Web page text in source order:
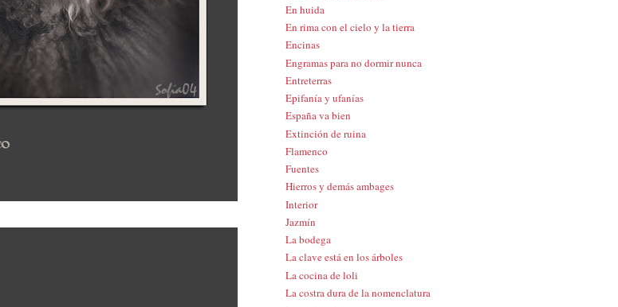
En huida
En rima con el cielo y la tierra
Encinas
Engramas para no dormir nunca
Entreterras
Epifanía y ufanías
España va bien
Extinción de ruina
Flamenco
Fuentes
Hierros y demás ambages
Interior
Jazmín
La bodega
La clave está en los árboles
La cocina de loli
La costra dura de la nomenclatura